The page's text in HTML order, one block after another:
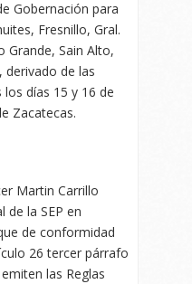
Gobernación para
Fresnillo, Gral.
Grande, Sain Alto,
derivado de las
días 15 y 16 de
Zacatecas.
Martin Carrillo
de la SEP en
de conformidad
26 tercer párrafo
las Reglas